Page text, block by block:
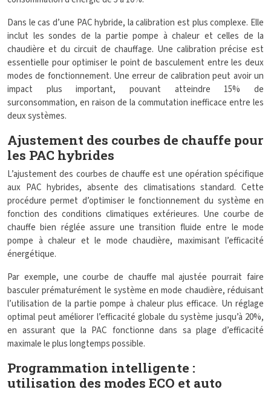
Dans le cas d’une PAC hybride, la calibration est plus complexe. Elle
inclut les sondes de la partie pompe à chaleur et celles de la
chaudière et du circuit de chauffage. Une calibration précise est
essentielle pour optimiser le point de basculement entre les deux
modes de fonctionnement. Une erreur de calibration peut avoir un
impact plus important, pouvant atteindre 15% de
surconsommation, en raison de la commutation inefficace entre les
deux systèmes.
Ajustement des courbes de chauffe pour
les PAC hybrides
L’ajustement des courbes de chauffe est une opération spécifique
aux PAC hybrides, absente des climatisations standard. Cette
procédure permet d’optimiser le fonctionnement du système en
fonction des conditions climatiques extérieures. Une courbe de
chauffe bien réglée assure une transition fluide entre le mode
pompe à chaleur et le mode chaudière, maximisant l’efficacité
énergétique.
Par exemple, une courbe de chauffe mal ajustée pourrait faire
basculer prématurément le système en mode chaudière, réduisant
l’utilisation de la partie pompe à chaleur plus efficace. Un réglage
optimal peut améliorer l’efficacité globale du système jusqu’à 20%,
en assurant que la PAC fonctionne dans sa plage d’efficacité
maximale le plus longtemps possible.
Programmation intelligente :
utilisation des modes ECO et auto